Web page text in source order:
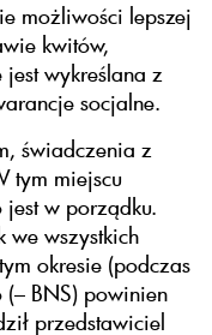
możliwości lepszej
kwitów,
wykreślana z
socjalne.
świadczenia z
tym miejscu
w porządku.
we wszystkich
okresie (podczas
(– BNS) powinien
przedstawiciel